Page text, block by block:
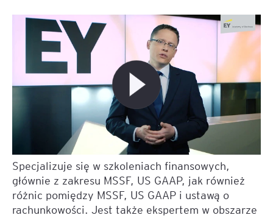
Specjalizuje się w szkoleniach finansowych,
głównie z zakresu MSSF, US GAAP, jak również
różnic pomiędzy MSSF, US GAAP i ustawą o
rachunkowości. Jest także ekspertem w obszarze